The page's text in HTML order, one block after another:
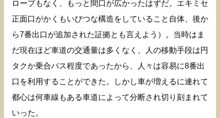
ロープもなく、もっと間口が広かったはずだ。エキミセ
正面口がかくもいびつな構造をしていること自体、後か
ら7番出口が追加された証拠とも言えよう）。当時はま
だ現在ほど車道の交通量は多くなく、人の移動手段は円
タクか乗合バス程度であったから、人々は容易に8番出
口を利用することができた。しかし車が増えるに連れて
都心は何車線もある車道によって分断され切り刻まれて
いった。